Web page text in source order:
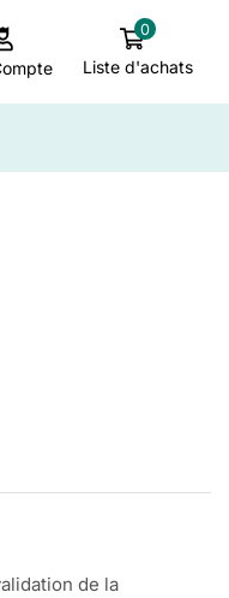
0
Liste d'achats
de la